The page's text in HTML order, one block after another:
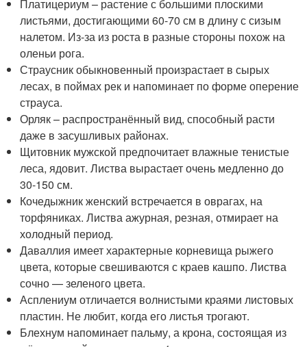
Платицериум – растение с большими плоскими
листьями, достигающими 60-70 см в длину с сизым
налетом. Из-за из роста в разные стороны похож на
оленьи рога.
Страусник обыкновенный произрастает в сырых
лесах, в поймах рек и напоминает по форме оперение
страуса.
Орляк – распространённый вид, способный расти
даже в засушливых районах.
Щитовник мужской предпочитает влажные тенистые
леса, ядовит. Листва вырастает очень медленно до
30-150 см.
Кочедыжник женский встречается в оврагах, на
торфяниках. Листва ажурная, резная, отмирает на
холодный период.
Даваллия имеет характерные корневища рыжего
цвета, которые свешиваются с краев кашпо. Листва
сочно — зеленого цвета.
Асплениум отличается волнистыми краями листовых
пластин. Не любит, когда его листья трогают.
Блехнум напоминает пальму, а крона, состоящая из